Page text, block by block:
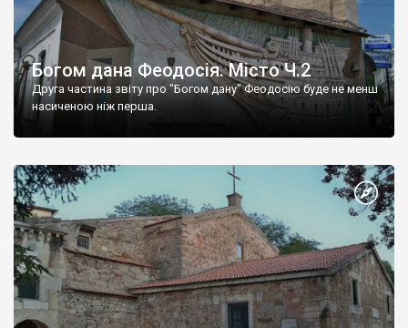
Богом дана Феодосія. Місто Ч.2
Друга частина звіту про "Богом дану" Феодосію буде не менш
насиченою ніж перша.